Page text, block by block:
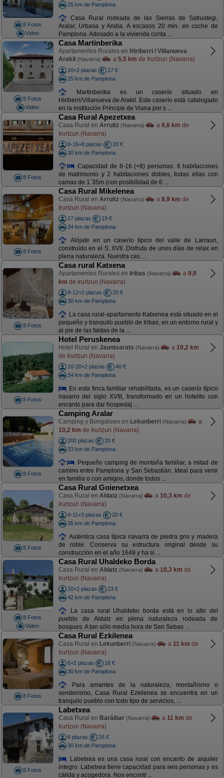
8 Fotos
Video
25 km de Pamplona
Casa Rural rodeada de las Sierras de Satrustegi,
Aralar, Urbasa y Andia. A escasos 20 min. en coche de
Pamplona. Adosado a la vivienda conta ...
8 Fotos
Video
Casa Martinberika
Apartamentos Rurales en Hiriberri / Villanueva
Arakil (Navarra) a 5,5 km de Irurtzun (Navarra)
10+2 plazas
17 €
25 km de Pamplona
Martinberika es un caserío situado en
Hiriberri/Villanueva de Arakil. Este caserío está catalogado
en la institución Príncipe de Viana por s ...
8 Fotos
Casa Rural Apezetxea
Casa Rural en Arruitz (Navarra) a 8,6 km de
Irurtzun (Navarra)
8-16+8 plazas
20 €
30 km de Pamplona
Capacidad de 8-16 (+8) personas: 6 habitaciones
de matrimonio y 2 habitaciones dobles, todas ellas con
camas de 1´35m (con posibilidad de 6 ...
8 Fotos
Casa Rural Mikelenea
Casa Rural en Arruitz (Navarra) a 8,9 km de
Irurtzun (Navarra)
17 plazas
19 €
34 km de Pamplona
Alójate en un caserío típico del valle de Larraun,
construído en el S. XVII. Disfruta de unos días de relax en
plena naturaleza. Nuestra cas ...
8 Fotos
Casa rural Katxena
Apartamentos Rurales en Iribas (Navarra) a 9,9
km de Irurtzun (Navarra)
8-12+2 plazas
20 €
30 km de Pamplona
La casa rural-apartamento Katxenea está situado en el
pequeño y tranquilo pueblo de Iribas, en un entorno rural y
al pie de las faldas de la ...
8 Fotos
Hotel Peruskenea
Hotel Rural en Jauntsarats (Navarra) a 10,2 km
de Irurtzun (Navarra)
10-20+2 plazas
40 €
34 km de Pamplona
En esta finca familiar rehabilitada, es un caserío típico
navarro del siglo XVIII, transformado en un hotelito con
encanto para dar hospedaj ...
8 Fotos
Camping Aralar
Camping y Bungalows en Lekunberri (Navarra)
a
10,2 km de Irurtzun (Navarra)
200 plazas
20 €
33 km de Pamplona
Pequeño camping de montaña familiar, a mitad de
camino entre Pamplona y San Sebastián. Ideal para venir
en familia o con amigos, donde todos ...
8 Fotos
Casa Rural Goienetxea
Casa Rural en Aldatz (Navarra) a 10,3 km de
Irurtzun (Navarra)
4-11+3 plazas
20 €
35 km de Pamplona
Auténtica casa típica navarra de piedra gris y madera
de roble. Conserva su estructura original desde su
construcción en el año 1649 y ha si ...
8 Fotos
Video
Casa Rural Uhaldeko Borda
Casa Rural en Aldatz (Navarra) a 10,3 km de
Irurtzun (Navarra)
10+2 plazas
23 €
42 km de Pamplona
La casa rural Uhaldeko borda está en lo alto del
pueblo de Aldatz en plena naturaleza rodeada de
bosques. A tan sólo media hora de San Sebas ...
8 Fotos
Casa Rural Ezkilenea
Casa Rural en Lekunberri (Navarra) a 11 km de
Irurtzun (Navarra)
6+2 plazas
16 €
30 km de Pamplona
Para amantes de la naturaleza, montañismo o
senderismo, Casa Rural Ezkilenea se encuentra en un
tranquilo pueblo con todo tipo de servicios, ...
8 Fotos
Labetxea
Casa Rural en Baráibar (Navarra) a 11 km de
Irurtzun (Navarra)
6 plazas
26 €
30 km de Pamplona
Labetxea es una casa rural con encanto de alquiler
integro. Labetxea tiene capacidad para seis personas y es
cálida y acogedora. Nos encontr ...